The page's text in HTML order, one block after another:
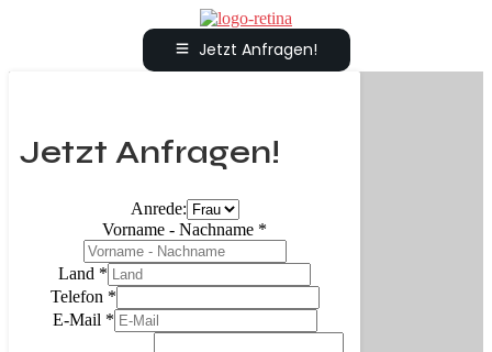
Jetzt Anfragen!
Jetzt Anfragen!
Anrede:
Vorname - Nachname *
Land *
Telefon *
E-Mail *